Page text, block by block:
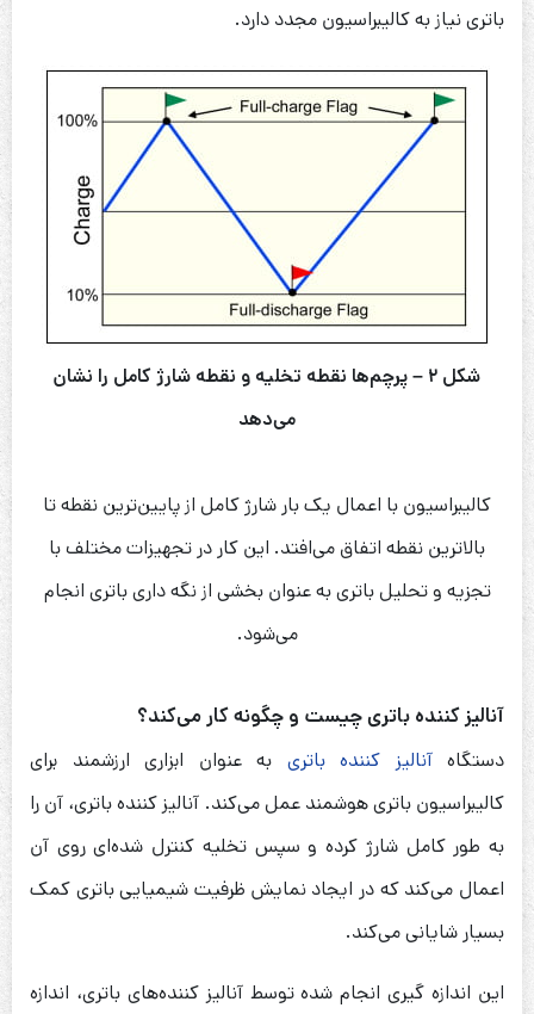
باتری نیاز به کالیبراسیون مجدد دارد.
شکل ۲ – پرچم‌ها نقطه تخلیه و نقطه شارژ کامل را نشان
می‌دهد
کالیبراسیون با اعمال یک بار شارژ کامل از پایین‌ترین نقطه تا
بالاترین نقطه اتفاق می‌افتد. این کار در تجهیزات مختلف با
تجزیه و تحلیل باتری به عنوان بخشی از نگه داری باتری انجام
می‌شود.
آنالیز کننده باتری چیست و چگونه کار می‌کند؟
دستگاهآنالیز کننده باتری به عنوان ابزاری ارزشمند برای
کالیبراسیون باتری هوشمند عمل می‌کند. آنالیز کننده باتری، آن را
به طور کامل شارژ کرده و سپس تخلیه کنترل شده‌ای روی آن
اعمال می‌کند که در ایجاد نمایش ظرفیت شیمیایی باتری کمک
بسیار شایانی می‌کند.
این اندازه گیری انجام شده توسط آنالیز کننده‌های باتری، اندازه